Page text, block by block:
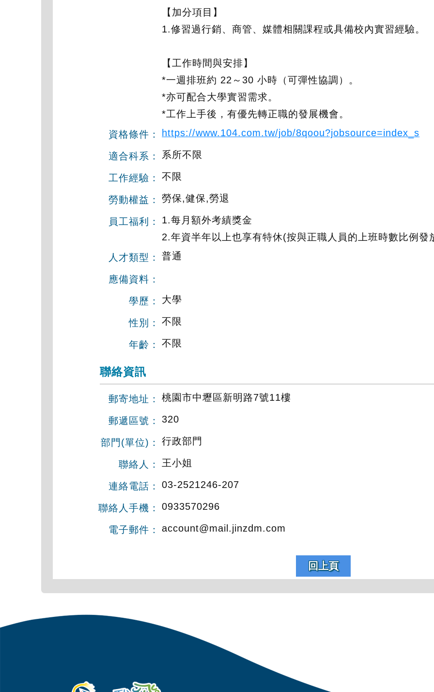
【加分項目】
1.修習過行銷、商管、媒體相關課程或具備校內實習經驗。
【工作時間與安排】
*一週排班約 22～30 小時（可彈性協調）。
*亦可配合大學實習需求。
*工作上手後，有優先轉正職的發展機會。
資格條件：
https://www.104.com.tw/job/8qoou?jobsource=index_s
適合科系： 系所不限
工作經驗： 不限
勞動權益： 勞保,健保,勞退
員工福利：
1.每月額外考績獎金
2.年資半年以上也享有特休(按與正職人員的上班時數比例發
人才類型：
普通
應備資料：
學歷： 大學
性別： 不限
年齡： 不限
聯絡資訊
郵寄地址： 桃園市中壢區新明路7號11樓
郵遞區號： 320
部門(單位)： 行政部門
聯絡人： 王小姐
連絡電話： 03-2521246-207
聯絡人手機： 0933570296
電子郵件： account@mail.jinzdm.com
回上頁